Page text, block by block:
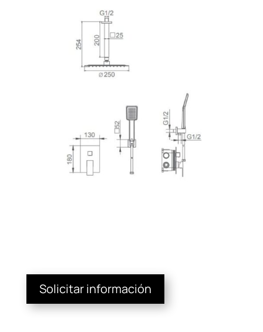
Solicitar información